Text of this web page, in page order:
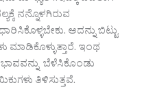
ನನ್ನೊಳಗಿರುವ
ಅದನ್ನು ಬಿಟ್ಟು
ಮಾಡಿಕೊಳ್ಳುತ್ತಾರೆ. ಇಂಥ
ಬೆಳೆಸಿಕೊಂಡು
ತಿಳಿಸುತ್ತವೆ.